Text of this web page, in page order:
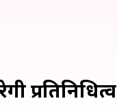
प्रतिनिधित्व